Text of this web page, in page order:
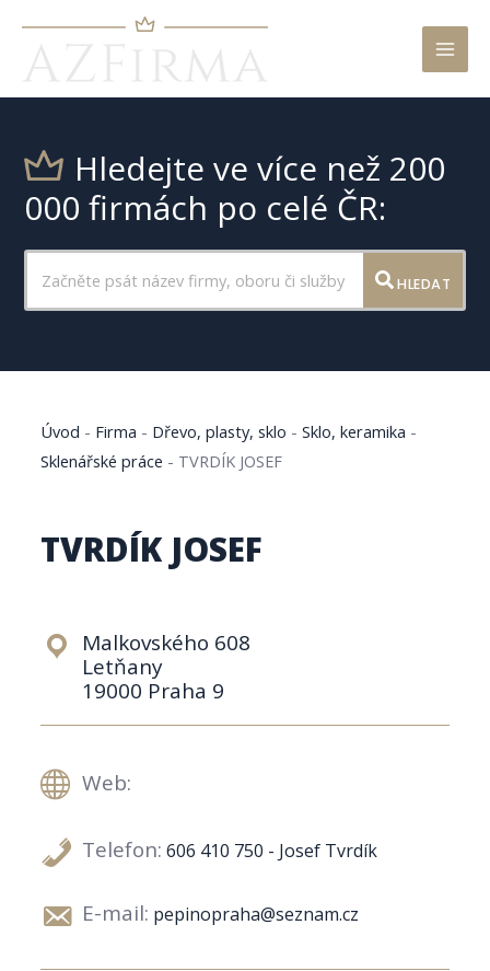
Hledejte ve více než 200
000 firmách po celé ČR:
HLEDAT
Úvod - Firma - Dřevo, plasty, sklo -Sklo, keramika -
Sklenářské práce - TVRDÍK JOSEF
TVRDÍK JOSEF
Malkovského 608
Letňany
19000 Praha 9
Web:
Telefon: 606 410 750 - Josef Tvrdík
E-mail: pepinopraha@seznam.cz